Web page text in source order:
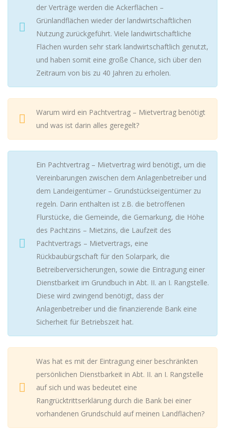
der Verträge werden die Ackerflächen –
Grünlandflächen wieder der landwirtschaftlichen
Nutzung zurückgeführt. Viele landwirtschaftliche
Flächen wurden sehr stark landwirtschaftlich genutzt,
und haben somit eine große Chance, sich über den
Zeitraum von bis zu 40 Jahren zu erholen.
Warum wird ein Pachtvertrag – Mietvertrag benötigt
und was ist darin alles geregelt?
Ein Pachtvertrag – Mietvertrag wird benötigt, um die
Vereinbarungen zwischen dem Anlagenbetreiber und
dem Landeigentümer – Grundstückseigentümer zu
regeln. Darin enthalten ist z.B. die betroffenen
Flurstücke, die Gemeinde, die Gemarkung, die Höhe
des Pachtzins – Mietzins, die Laufzeit des
Pachtvertrags – Mietvertrags, eine
Rückbaubürgschaft für den Solarpark, die
Betreiberversicherungen, sowie die Eintragung einer
Dienstbarkeit im Grundbuch in Abt. II. an I. Rangstelle.
Diese wird zwingend benötigt, dass der
Anlagenbetreiber und die finanzierende Bank eine
Sicherheit für Betriebszeit hat.
Was hat es mit der Eintragung einer beschränkten
persönlichen Dienstbarkeit in Abt. II. an I. Rangstelle
auf sich und was bedeutet eine
Rangrücktrittserklärung durch die Bank bei einer
vorhandenen Grundschuld auf meinen Landflächen?